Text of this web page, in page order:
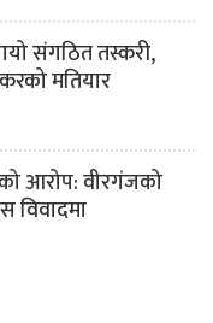
संगठित तस्करी,
मतियार
आरोप: वीरगंजको
विवादमा